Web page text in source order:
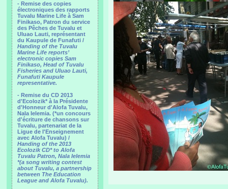
- Remise des copies
électroniques des rapports
Tuvalu Marine Life à Sam
Finikaso, Patron du service
des Pêches de Tuvalu et
Uluao Lauti, représentant
du Kaupule de Funafuti /
Handing of the Tuvalu
Marine Life reports’
electronic copies Sam
Finikaso, Head of Tuvalu
Fisheries and Uluao Lauti,
Funafuti Kaupule
representative.
- Remise du CD 2013
d'Ecolozik* à la Présidente
d'Honneur d'Alofa Tuvalu,
Nala Ielemia. (*un concours
d'écriture de chansons sur
Tuvalu, partenariat de la
Ligue de l'Enseignement
avec Alofa Tuvalu) /
Handing of the 2013
Ecolozik CD* to Alofa
Tuvalu Patron, Nala Ielemia
*(a song writing contest
about Tuvalu, a partnership
between The Education
League and Alofa Tuvalu).